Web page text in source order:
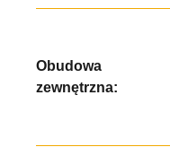
Obudowa
zewnętrzna: